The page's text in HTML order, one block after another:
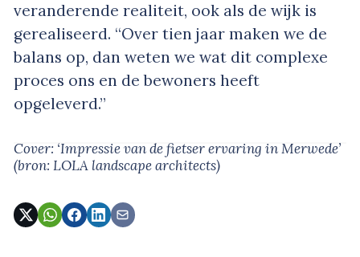
veranderende realiteit, ook als de wijk is
gerealiseerd. “Over tien jaar maken we de
balans op, dan weten we wat dit complexe
proces ons en de bewoners heeft
opgeleverd.”
Cover: ‘Impressie van de fietser ervaring in Merwede’
(bron: LOLA landscape architects)